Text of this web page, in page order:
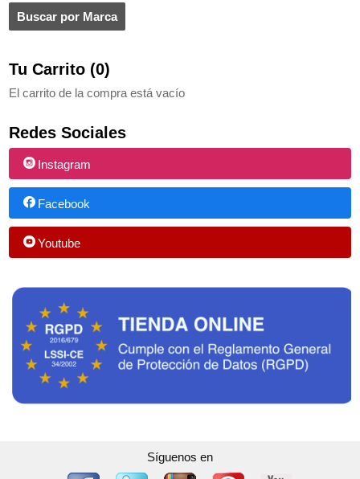
Tu Carrito (0)
El carrito de la compra está vacío
Redes Sociales
Instagram
Facebook
Youtube
Síguenos en